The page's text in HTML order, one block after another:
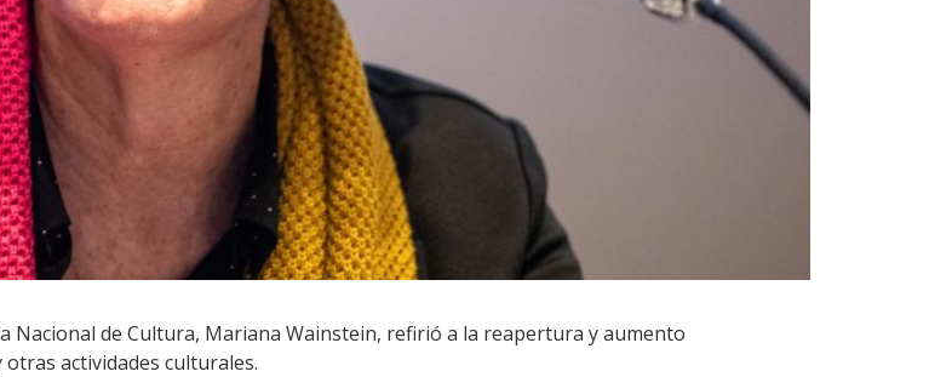
Nacional de Cultura, Mariana Wainstein, refirió a la reapertura y aumento
actividades culturales.